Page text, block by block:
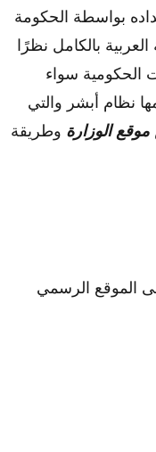
بواسطة الحكومة
بالكامل نظرًا
الحكومية سواء
نظام أبشر والتي
الوزارة وطريقة
الموقع الرسمي